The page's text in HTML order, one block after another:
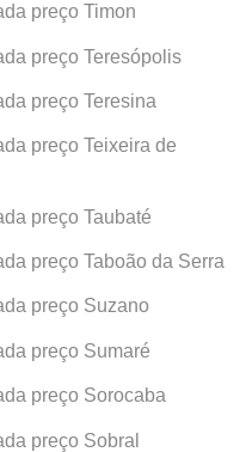
preço Timon
preço Teresópolis
preço Teresina
preço Teixeira de
preço Taubaté
preço Taboão da Serra
preço Suzano
preço Sumaré
preço Sorocaba
preço Sobral